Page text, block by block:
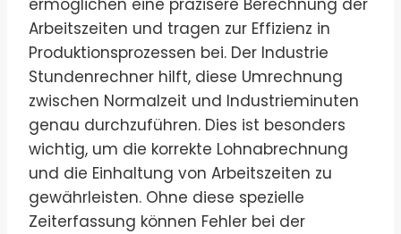
ermöglichen eine präzisere Berechnung der
Arbeitszeiten und tragen zur Effizienz in
Produktionsprozessen bei. Der Industrie
Stundenrechner hilft, diese Umrechnung
zwischen Normalzeit und Industrieminuten
genau durchzuführen. Dies ist besonders
wichtig, um die korrekte Lohnabrechnung
und die Einhaltung von Arbeitszeiten zu
gewährleisten. Ohne diese spezielle
Zeiterfassung können Fehler bei der